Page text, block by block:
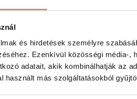
és hirdetések személyre
Ezenkívül közösségi média-,
adatait, akik kombinálhatják az
használt más szolgáltatásokból